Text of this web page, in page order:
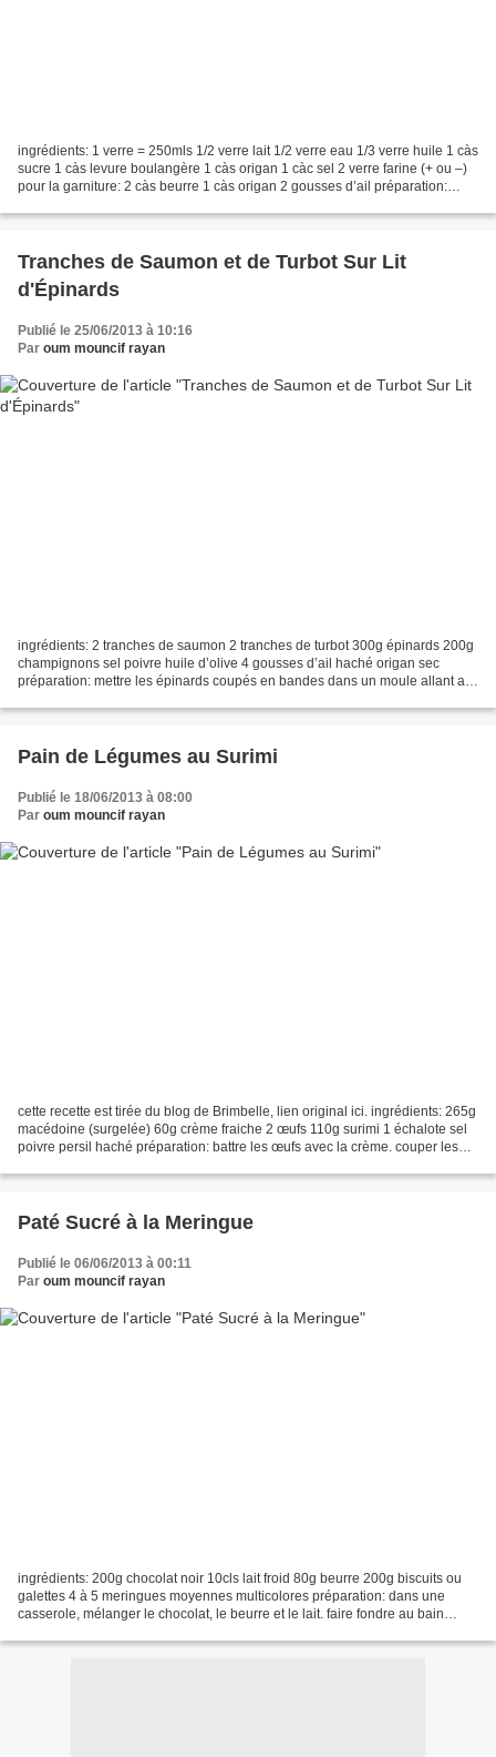
ingrédients: 1 verre = 250mls 1/2 verre lait 1/2 verre eau 1/3 verre huile 1 càs
sucre 1 càs levure boulangère 1 càs origan 1 càc sel 2 verre farine (+ ou –)
pour la garniture: 2 càs beurre 1 càs origan 2 gousses d’ail préparation:
Tranches de Saumon et de Turbot Sur Lit
d'Épinards
Publié le 25/06/2013 à 10:16
Par oum mouncif rayan
ingrédients: 2 tranches de saumon 2 tranches de turbot 300g épinards 200g
champignons sel poivre huile d’olive 4 gousses d’ail haché origan sec
préparation: mettre les épinards coupés en bandes dans un moule allant au
Pain de Légumes au Surimi
Publié le 18/06/2013 à 08:00
Par oum mouncif rayan
cette recette est tirée du blog de Brimbelle, lien original ici. ingrédients: 265g
macédoine (surgelée) 60g crème fraiche 2 œufs 110g surimi 1 échalote sel
poivre persil haché préparation: battre les œufs avec la crème. couper les
Paté Sucré à la Meringue
Publié le 06/06/2013 à 00:11
Par oum mouncif rayan
ingrédients: 200g chocolat noir 10cls lait froid 80g beurre 200g biscuits ou
galettes 4 à 5 meringues moyennes multicolores préparation: dans une
casserole, mélanger le chocolat, le beurre et le lait. faire fondre au bain